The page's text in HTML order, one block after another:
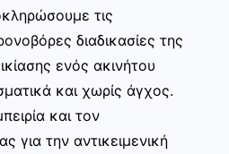
τις
διαδικασίες της
ενός ακινήτου
και χωρίς άγχος.
και τον
για την αντικειμενική